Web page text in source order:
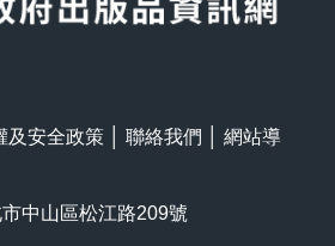
及安全政策 聯絡我們
網站導
中山區松江路209號